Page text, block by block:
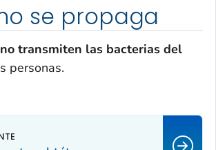
se propaga
transmiten las bacterias del
personas.